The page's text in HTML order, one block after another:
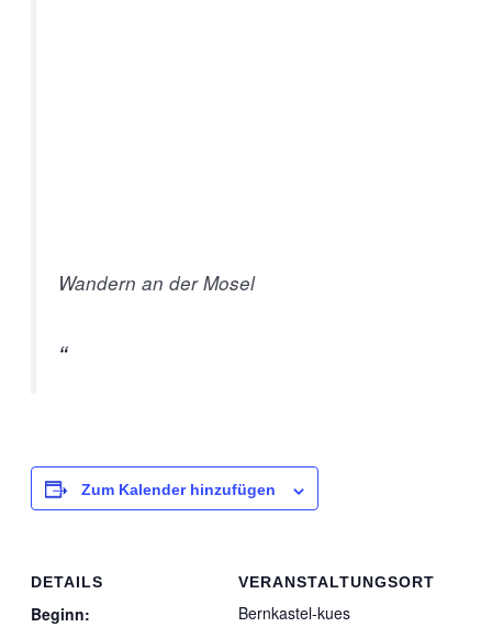
Wandern an der Mosel
Zum Kalender hinzufügen
DETAILS
Beginn:
VERANSTALTUNGSORT
Bernkastel-kues